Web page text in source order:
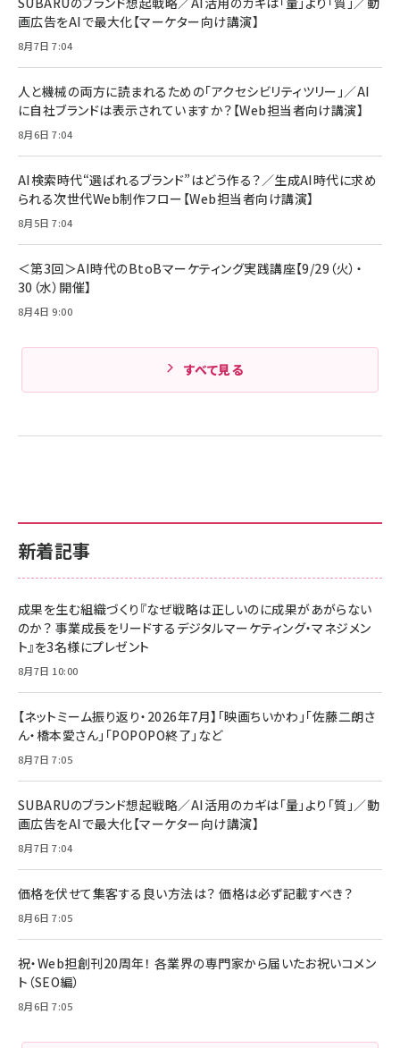
ママ投資家が育休中に１億貯めた株式投資
組織の成果を最大化する ルールのデザイン
￥1,980
Amazonランキングをもっと見る
￥6,980
全ワイヤレスイヤホン/アクティブノイズキャンセリ
技術基準適合】ブラック
￥5,990
ケーブル Anker絡まないケーブル 240W 結束バン
ド付き USB PD対応 シリコン素材採用 iPhone
17 / 16 / 15 / Galaxy iPad Pro MacBook
Pro/Air 各種対応 (1.8m ミッドナイトブラック)
￥1,890
サッポロ 生ビール 黒ラベル 350ml 缶 24本 ビー
ル ケース買い【6/30応募〆切! 黒ラベルビヤセラー
￥4,857
新着記事
成果を生む組織づくり『なぜ戦略は正しいのに成果があがらない
のか？ 事業成長をリードするデジタルマーケティング・マネジメン
ト』を3名様にプレゼント
8月7日 10:00
【ネットミーム振り返り・2026年7月】「映画ちいかわ」「佐藤二朗さ
ん・橋本愛さん」「POPOPO終了」など
8月7日 7:05
SUBARUのブランド想起戦略／AI活用のカギは「量」より「質」／動
画広告をAIで最大化【マーケター向け講演】
8月7日 7:04
価格を伏せて集客する良い方法は？ 価格は必ず記載すべき？
8月6日 7:05
祝・Web担創刊20周年！ 各業界の専門家から届いたお祝いコメン
ト（SEO編）
8月6日 7:05
画広告をAIで最大化【マーケター向け講演】
8月7日 7:04
人と機械の両方に読まれるための「アクセシビリティツリー」／AI
に自社ブランドは表示されていますか？【Web担当者向け講演】
8月6日 7:04
AI検索時代“選ばれるブランド”はどう作る？／生成AI時代に求め
られる次世代Web制作フロー【Web担当者向け講演】
8月5日 7:04
＜第3回＞AI時代のBtoBマーケティング実践講座【9/29（火）・
30（水）開催】
8月4日 9:00
すべて見る